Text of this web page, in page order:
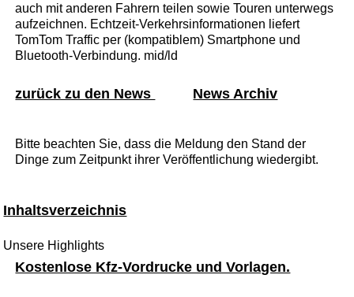
auch mit anderen Fahrern teilen sowie Touren unterwegs
aufzeichnen. Echtzeit-Verkehrsinformationen liefert
TomTom Traffic per (kompatiblem) Smartphone und
Bluetooth-Verbindung. mid/ld
zurück zu den News News Archiv
Bitte beachten Sie, dass die Meldung den Stand der
Dinge zum Zeitpunkt ihrer Veröffentlichung wiedergibt.
Inhaltsverzeichnis
Unsere Highlights
Kostenlose Kfz-Vordrucke und Vorlagen.